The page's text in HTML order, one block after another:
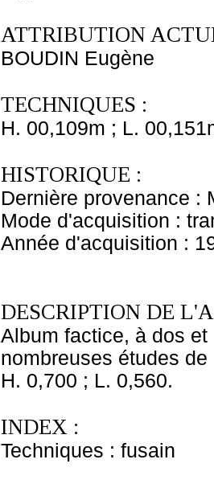
ATTRIBUTION
BOUDIN Eugène
TECHNIQUES :
H. 00,109m ; L.
HISTORIQUE :
Dernière provenance :
Mode d'acquisition :
Année d'acquisition :
DESCRIPTION DE
Album factice, à dos
nombreuses études
H. 0,700 ; L. 0,560.
INDEX :
Techniques : fusain